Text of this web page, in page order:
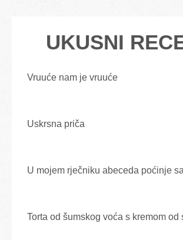
UKUSNI
Vruuće nam je vruuće
Uskrsna priča
U mojem rječniku abeceda poćinje
Torta od šumskog voća s kremom od